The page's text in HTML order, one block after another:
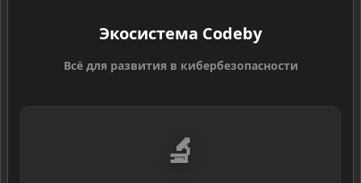
Экосистема Codeby
Всё для развития в кибербезопасности
🔬